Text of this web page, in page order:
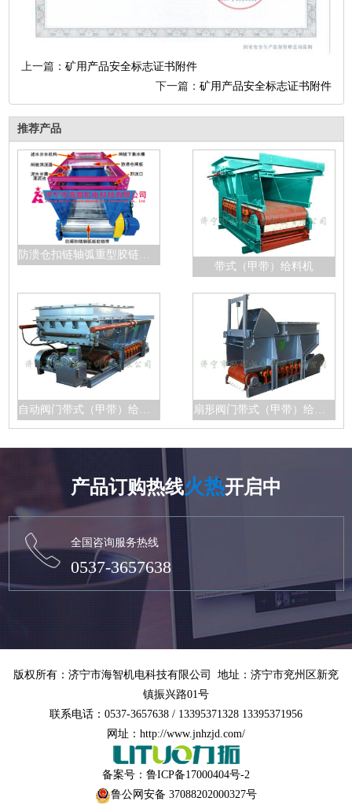
上一篇： 矿用产品安全标志证书附件
下一篇： 矿用产品安全标志证书附件
推荐产品
带式（甲带）给料机
产品订购热线火热开启中
全国咨询服务热线
0537-3657638
版权所有：济宁市海智机电科技有限公司 地址：济宁市兖州区新兖
镇振兴路01号
联系电话：0537-3657638 / 13395371328 13395371956
网址：http://www.jnhzjd.com/
备案号： 鲁ICP备17000404号-2
鲁公网安备 37088202000327号